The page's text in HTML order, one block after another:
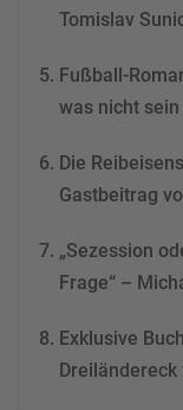
Tomislav
Fußball-
was nicht
Die
Gastbeitrag
„Sezession
Frage“ –
Exklusive